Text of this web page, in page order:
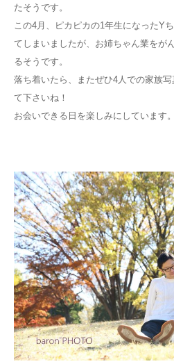
たそうです。
この4 月、ピカピカの1年生になったY
てしまいましたが、お姉ちゃん業をが
るそうです。
落ち着いたら、またぜひ4 人での家族
て下さいね！
お会いできる日を楽しみにしています。